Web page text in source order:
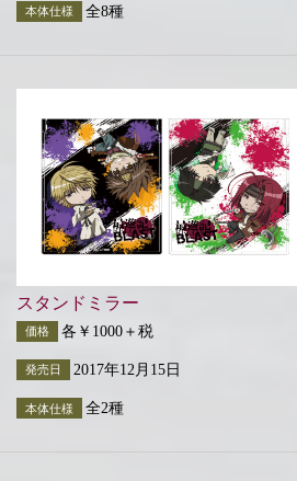
本体仕様 全8種
スタンドミラー
価格 各￥1000＋税
発売日 2017年12月15日
本体仕様 全2種